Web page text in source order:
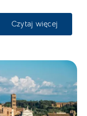
Czytaj więcej